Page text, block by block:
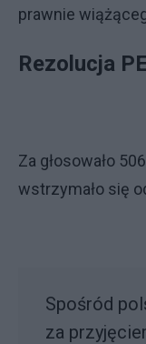
prawnie
Rezolucja
Za głosowało
wstrzymało się
Spośród
za